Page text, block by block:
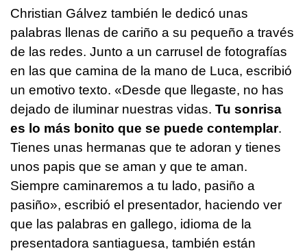
Christian Gálvez también le dedicó unas
palabras llenas de cariño a su pequeño a través
de las redes. Junto a un carrusel de fotografías
en las que camina de la mano de Luca, escribió
un emotivo texto. «Desde que llegaste, no has
dejado de iluminar nuestras vidas. Tu sonrisa
es lo más bonito que se puede contemplar.
Tienes unas hermanas que te adoran y tienes
unos papis que se aman y que te aman.
Siempre caminaremos a tu lado, pasiño a
pasiño», escribió el presentador, haciendo ver
que las palabras en gallego, idioma de la
presentadora santiaguesa, también están